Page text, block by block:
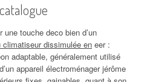
touche deco bien d’un
climatiseur dissimulée en eer :
adaptable, généralement utilisé
appareil électroménager jérôme